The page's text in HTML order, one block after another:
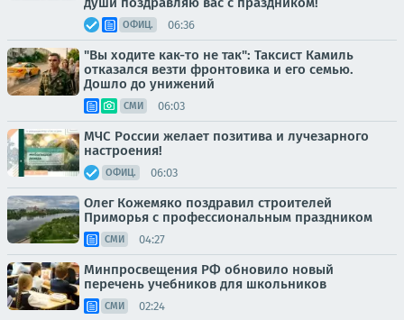
ОФИЦ. 06:36
"Вы ходите как-то не так": Таксист Камиль
отказался везти фронтовика и его семью.
Дошло до унижений
СМИ 06:03
МЧС России желает позитива и лучезарного
настроения!
ОФИЦ. 06:03
Олег Кожемяко поздравил строителей
Приморья с профессиональным праздником
СМИ 04:27
Минпросвещения РФ обновило новый
перечень учебников для школьников
СМИ 02:24